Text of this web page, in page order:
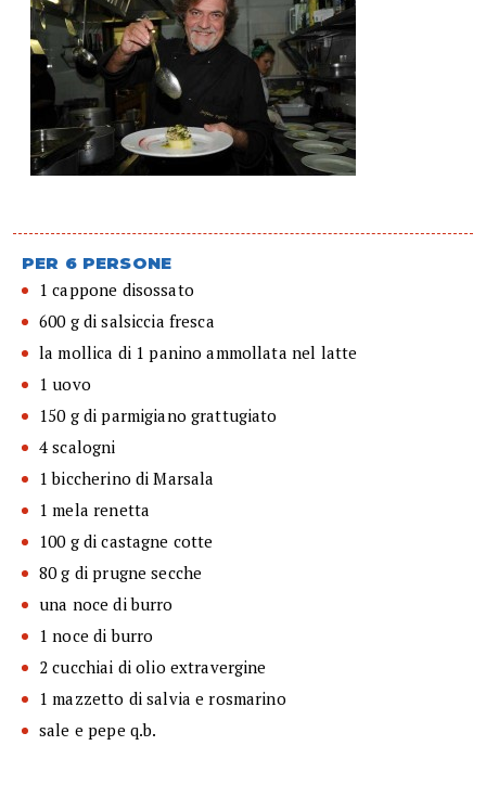
PER 6 PERSONE
1 cappone disossato
600 g di salsiccia fresca
la mollica di 1 panino ammollata nel latte
1 uovo
150 g di parmigiano grattugiato
4 scalogni
1 biccherino di Marsala
1 mela renetta
100 g di castagne cotte
80 g di prugne secche
una noce di burro
1 noce di burro
2 cucchiai di olio extravergine
1 mazzetto di salvia e rosmarino
sale e pepe q.b.